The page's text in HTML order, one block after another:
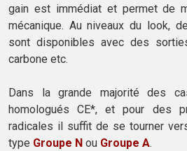
gain est immédiat et permet de
mécanique. Au niveaux du look,
sont disponibles avec des
carbone etc.
Dans la grande majorité des
homologués CE*, et pour des
radicales il suffit de se tourner
type Groupe N ou Groupe A.